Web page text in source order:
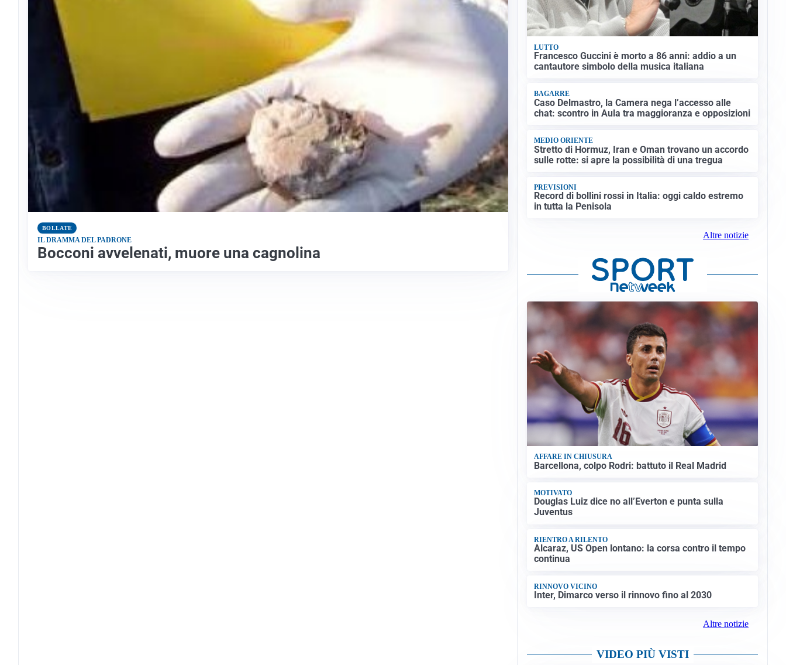
BOLLATE
IL DRAMMA DEL PADRONE
Bocconi avvelenati, muore una cagnolina
LUTTO
Francesco Guccini è morto a 86 anni: addio a un
cantautore simbolo della musica italiana
BAGARRE
Caso Delmastro, la Camera nega l’accesso alle
chat: scontro in Aula tra maggioranza e opposizioni
MEDIO ORIENTE
Stretto di Hormuz, Iran e Oman trovano un accordo
sulle rotte: si apre la possibilità di una tregua
PREVISIONI
Record di bollini rossi in Italia: oggi caldo estremo
in tutta la Penisola
Altre notizie
AFFARE IN CHIUSURA
Barcellona, colpo Rodri: battuto il Real Madrid
MOTIVATO
Douglas Luiz dice no all’Everton e punta sulla
Juventus
RIENTRO A RILENTO
Alcaraz, US Open lontano: la corsa contro il tempo
continua
RINNOVO VICINO
Inter, Dimarco verso il rinnovo fino al 2030
Altre notizie
VIDEO PIÙ VISTI